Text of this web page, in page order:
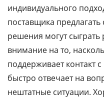
индивидуального
поставщика
решения могут
внимание на то,
поддерживает контакт
быстро отвечает на
нештатные ситуации.